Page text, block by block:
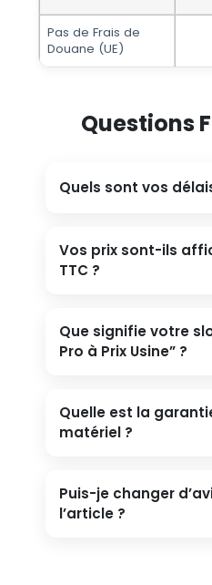
Pas de Frais de
Douane (UE)
Questions
Quels sont vos
Vos prix sont-ils
TTC ?
Que signifie votre
Pro à Prix Usine” ?
Quelle est la
matériel ?
Puis-je changer
l’article ?